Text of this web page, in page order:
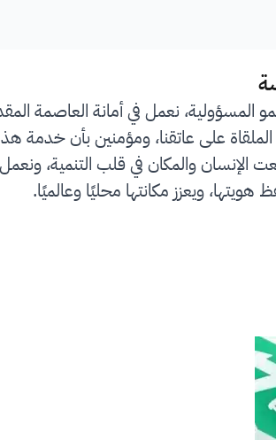
المسؤولية، نعمل في أمانة العاصمة
على عاتقنا، ومؤمنين بأن خدمة
المملكة 2030 التي وضعت الإنسان والمكان في
ويعزز مكانتها محليًا وعالميًا.